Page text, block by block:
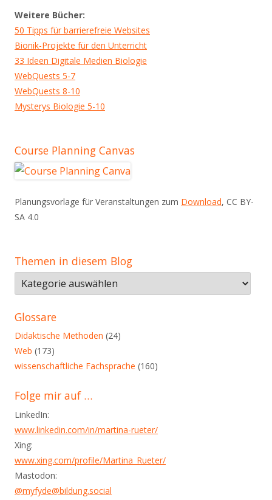
Weitere Bücher:
50 Tipps für barrierefreie Websites
Bionik-Projekte für den Unterricht
33 Ideen Digitale Medien Biologie
WebQuests 5-7
WebQuests 8-10
Mysterys Biologie 5-10
Course Planning Canvas
Planungsvorlage für Veranstaltungen zum Download, CC BY-
SA 4.0
Themen in diesem Blog
Themen
in
diesem
Blog
Glossare
Didaktische Methoden (24)
Web (173)
wissenschaftliche Fachsprache (160)
Folge mir auf …
LinkedIn:
www.linkedin.com/in/martina-rueter/
Xing:
www.xing.com/profile/Martina_Rueter/
Mastodon:
@myfyde@bildung.social